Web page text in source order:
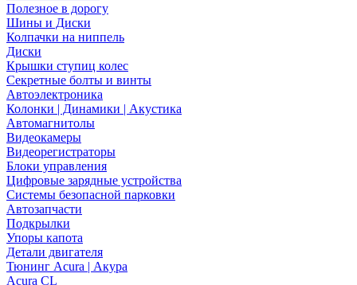
Полезное в дорогу
Шины и Диски
Колпачки на ниппель
Диски
Крышки ступиц колес
Секретные болты и винты
Автоэлектроника
Колонки | Динамики | Акустика
Автомагнитолы
Видеокамеры
Видеорегистраторы
Блоки управления
Цифровые зарядные устройства
Системы безопасной парковки
Автозапчасти
Подкрылки
Упоры капота
Детали двигателя
Тюнинг Acura | Акура
Acura CL